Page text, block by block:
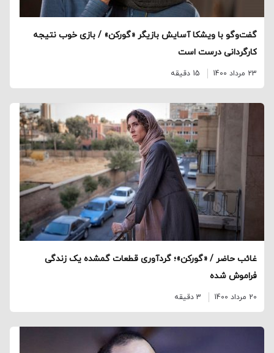
گفت‌وگو با ویشکا آسایش بازیگر «گورکن» / بازی خوب نتیجه
کارگردانی درست است
23 مرداد 1400 15 دقیقه
غائب حاضر / «گورکن»؛ گردآوری قطعات گمشده یک زندگی
فراموش شده
20 مرداد 1400 3 دقیقه